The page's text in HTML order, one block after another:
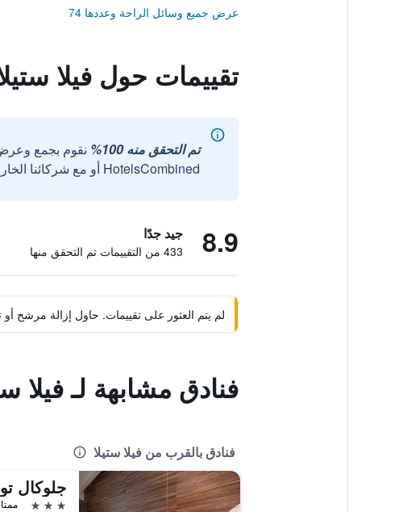
عرض جميع وسائل الراحة وعددها 74
تقييمات حول فيلا
تم التحقق منه 100%
نقوم بجمع
HotelsCombined أو مع شركائنا الخارجيين الموثوقين.
8.9 جيد جدًا
433 من التقييمات تم التحقق منها
لم يتم العثور على تقييمات. حاول إزالة مرشح
فنادق مشابهة لـ فيلا
فنادق بالقرب من فيلا ستيلا
جلوكال
3 نجوم
ممتاز